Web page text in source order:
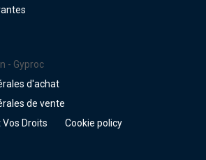
- Gyproc
d'achat
de vente
Droits
Cookie policy